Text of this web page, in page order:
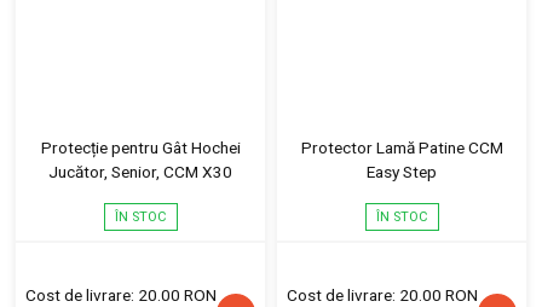
Protecție pentru Gât Hochei
Jucător, Senior, CCM X30
ÎN STOC
Cost de livrare: 20.00 RON
Protector Lamă Patine CCM
Easy Step
ÎN STOC
Cost de livrare: 20.00 RON